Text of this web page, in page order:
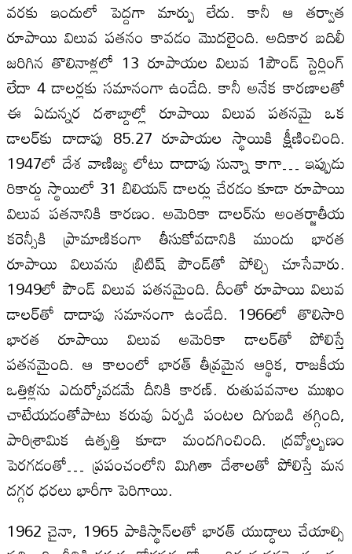
వరకు ఇందులో పెద్దగా మార్పు లేదు. కానీ ఆ తర్వాత
రూపాయి విలువ పతనం కావడం మొదలైంది. అదికార బదిలీ
జరిగిన తొలినాళ్లలో 13 రూపాయల విలువ 1పౌండ్‌ స్టెర్లింగ్‌
లేదా 4 డాలర్లకు సమానంగా ఉండేది. కానీ అనేక కారణాలతో
ఈ ఏడున్నర దశాబ్దాల్లో రూపాయి విలువ పతనమై ఒక
డాలర్‌కు దాదాపు 85.27 రూపాయల స్థాయికి క్షీణించింది.
1947లో దేశ వాణిజ్య లోటు దాదాపు సున్నా కాగా… ఇప్పుడు
రికార్డు స్థాయిలో 31 బిలియన్‌ డాలర్లు చేరడం కూడా రూపాయి
విలువ పతనానికి కారణం. అమెరికా డాలర్‌ను అంతర్జాతీయ
కరెన్సీకి ప్రామాణికంగా తీసుకోవడానికి ముందు భారత
రూపాయి విలువను బ్రిటిష్‌ పౌండ్‌తో పోల్చి చూసేవారు.
1949లో పౌండ్‌ విలువ పతనమైంది. దీంతో రూపాయి విలువ
డాలర్‌తో దాదాపు సమానంగా ఉండేది. 1966లో తొలిసారి
భారత రూపాయి విలువ అమెరికా డాలర్‌తో పోలిస్తే
పతనమైంది. ఆ కాలంలో భారత్‌ తీవ్రమైన ఆర్థిక, రాజకీయ
ఒత్తిళ్లను ఎదుర్కోవడమే దీనికి కారణ్‌. రుతుపవనాల ముఖం
చాటేయడంతోపాటు కరువు ఏర్పడి పంటల దిగుబడి తగ్గింది,
పారిశ్రామిక ఉత్పత్తి కూడా మందగించింది. ద్రవ్యోల్బణం
పెరగడంతో… ప్రపంచంలోని మిగితా దేశాలతో పోలిస్తే మన
దగ్గర ధరలు భారీగా పెరిగాయి.
1962 చైనా, 1965 పాకిస్థాన్‌లతో భారత్‌ యుద్ధాలు చేయాల్సి